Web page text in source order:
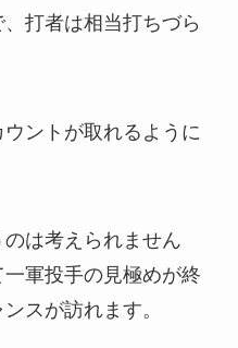
打者は相当打ちづら
ントが取れるように
は考えられません
軍投手の見極めが終
スが訪れます。